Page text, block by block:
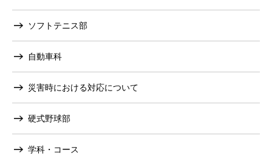
ソフトテニス部
自動車科
災害時における対応について
硬式野球部
学科・コース